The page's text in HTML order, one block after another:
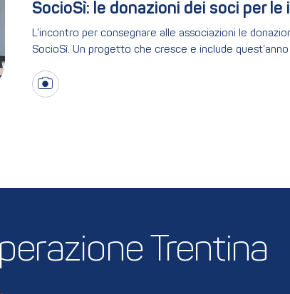
SocioSì: le donazioni dei soci per
L’incontro per consegnare alle associazioni le
SocioSì. Un progetto che cresce e include
Trentina